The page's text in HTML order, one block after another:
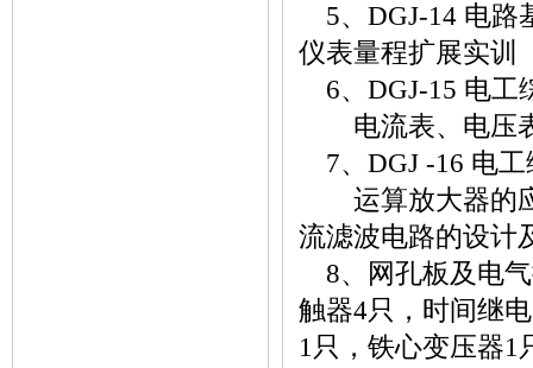
5、DGJ-14 电路
仪表量程扩展实训
6、DGJ-15 电工
电流表、电压
7、DGJ -16 电工
运算放大器的应
流滤波电路的设计
8、网孔板及电气
触器4只，时间继
1只，铁心变压器1